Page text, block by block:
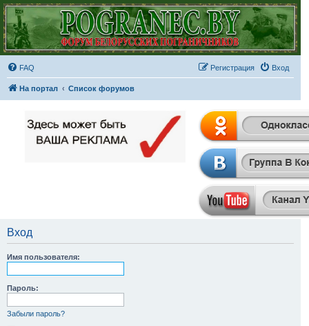
FAQ Вход
Регистрация
На портал Список форумов
Вход
Имя пользователя:
Пароль:
Забыли пароль?